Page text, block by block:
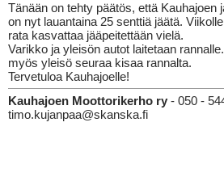
Tänään on tehty päätös, että
on nyt lauantaina 25 senttiä jäätä.
rata kasvattaa jääpeitettään vielä.
Varikko ja yleisön autot laitetaan
myös yleisö seuraa kisaa rannalta.
Tervetuloa Kauhajoelle!
Kauhajoen Moottorikerho ry - 050 -
timo.kujanpaa@skanska.fi